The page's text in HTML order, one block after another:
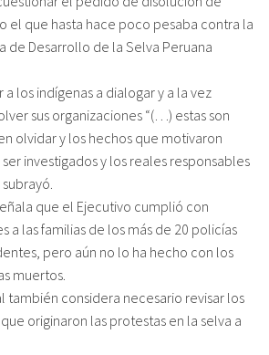
el que hasta hace poco pesaba contra la
de Desarrollo de la Selva Peruana
a los indígenas a dialogar y a la vez
sus organizaciones “(…) estas son
olvidar y los hechos que motivaron
investigados y los reales responsables
que el Ejecutivo cumplió con
a las familias de los más de 20 policías
pero aún no lo ha hecho con los
muertos.
también considera necesario revisar los
originaron las protestas en la selva a